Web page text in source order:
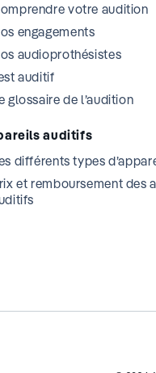
votre audition
engagements
audioprothésistes
auditif
glossaire de l’audition
auditifs
différents types
et remboursement des